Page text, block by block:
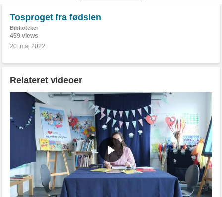
Tosproget fra fødslen
Biblioteker
459 views
20. maj 2022
Relateret videoer